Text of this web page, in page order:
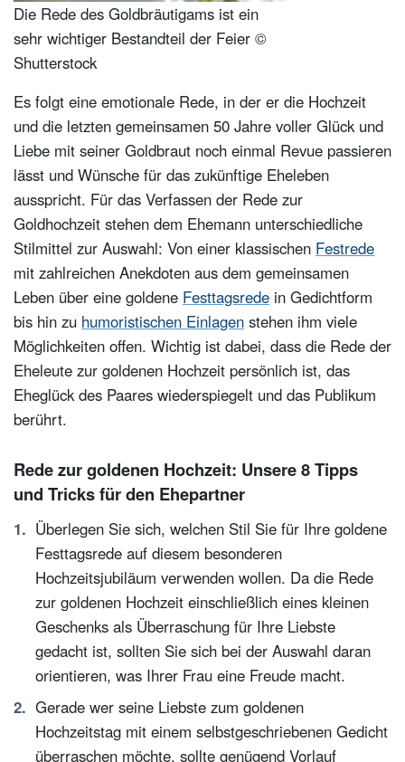
Die Rede des Goldbräutigams ist ein
sehr wichtiger Bestandteil der Feier ©
Shutterstock
Es folgt eine emotionale Rede, in der er die Hochzeit
und die letzten gemeinsamen 50 Jahre voller Glück und
Liebe mit seiner Goldbraut noch einmal Revue passieren
lässt und Wünsche für das zukünftige Eheleben
ausspricht. Für das Verfassen der Rede zur
Goldhochzeit stehen dem Ehemann unterschiedliche
Stilmittel zur Auswahl: Von einer klassischen Festrede
mit zahlreichen Anekdoten aus dem gemeinsamen
Leben über eine goldene Festtagsrede in Gedichtform
bis hin zu humoristischen Einlagen stehen ihm viele
Möglichkeiten offen. Wichtig ist dabei, dass die Rede der
Eheleute zur goldenen Hochzeit persönlich ist, das
Eheglück des Paares wiederspiegelt und das Publikum
berührt.
Rede zur goldenen Hochzeit: Unsere 8 Tipps
und Tricks für den Ehepartner
Überlegen Sie sich, welchen Stil Sie für Ihre goldene
Festtagsrede auf diesem besonderen
Hochzeitsjubiläum verwenden wollen. Da die Rede
zur goldenen Hochzeit einschließlich eines kleinen
Geschenks als Überraschung für Ihre Liebste
gedacht ist, sollten Sie sich bei der Auswahl daran
orientieren, was Ihrer Frau eine Freude macht.
Gerade wer seine Liebste zum goldenen
Hochzeitstag mit einem selbstgeschriebenen Gedicht
überraschen möchte, sollte genügend Vorlauf